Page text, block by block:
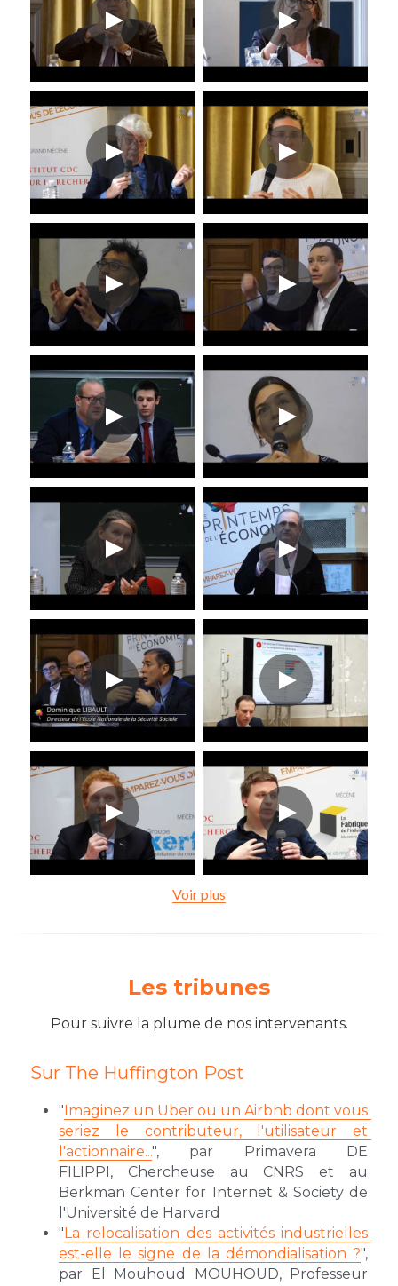
Voir plus
Les tribunes
Pour suivre la plume de nos intervenants.
Sur The Huffington Post
"Imaginez un Uber ou un Airbnb dont vous
seriez le contributeur, l'utilisateur et
l'actionnaire...", par Primavera DE
FILIPPI, Chercheuse au CNRS et au
Berkman Center for Internet & Society de
l'Université de Harvard
"La relocalisation des activités industrielles
est-elle le signe de la démondialisation ?",
par El Mouhoud MOUHOUD, Professeur